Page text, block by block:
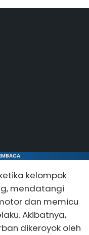
kelompok
mendatangi
dan memicu
Akibatnya,
dikeroyok oleh